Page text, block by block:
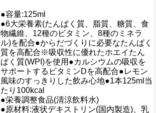
●容量:125ml
●6大栄養素(たんぱく質、脂質、糖質、食
物繊維、12種のビタミン、8種のミネラ
ル)を配合●からだづくりに必要なたんぱく
質を高配合※吸収性に優れたホエイたん
ぱく質(WPI)を使用●カルシウムの吸収を
サポートするビタミンDを高配合●レモン
風味のすっきりした飲み心地●1本125ml当
たり100kcal
●栄養調整食品(清涼飲料水)
●原材料:液状デキストリン(国内製造)、乳